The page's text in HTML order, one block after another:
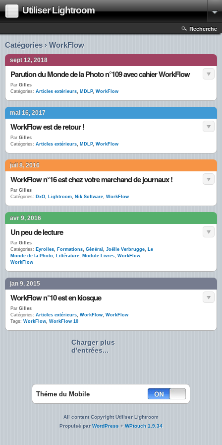
Utiliser Lightroom
Recherche
Catégories › WorkFlow
sept 12, 2018
Parution du Monde de la Photo n°109 avec cahier WorkFlow
Par Gilles
Catégories: Articles extérieurs, MDLP, WorkFlow
mai 16, 2017
WorkFlow est de retour !
Par Gilles
Catégories: Articles extérieurs, MDLP, WorkFlow
juil 8, 2016
WorkFlow n°16 est chez votre marchand de journaux !
Par Gilles
Catégories: DxO, Lightroom, Nik Software, WorkFlow
avr 9, 2016
Un peu de lecture
Par Gilles
Catégories: Eyrolles, Formations, Général , Joëlle Verbrugge, Le
Monde de la Photo, Littérature, Module Livres, WorkFlow,
WorkFlow
jan 9, 2015
WorkFlow n°10 est en kiosque
Par Gilles
Catégories: Articles extérieurs, WorkFlow, WorkFlow
Tags: WorkFlow, WorkFlow 10
Charger plus
d'entrées...
Théme du Mobile
All content Copyright Utiliser Lightroom
Propulsé parWordPress + WPtouch 1.9.34